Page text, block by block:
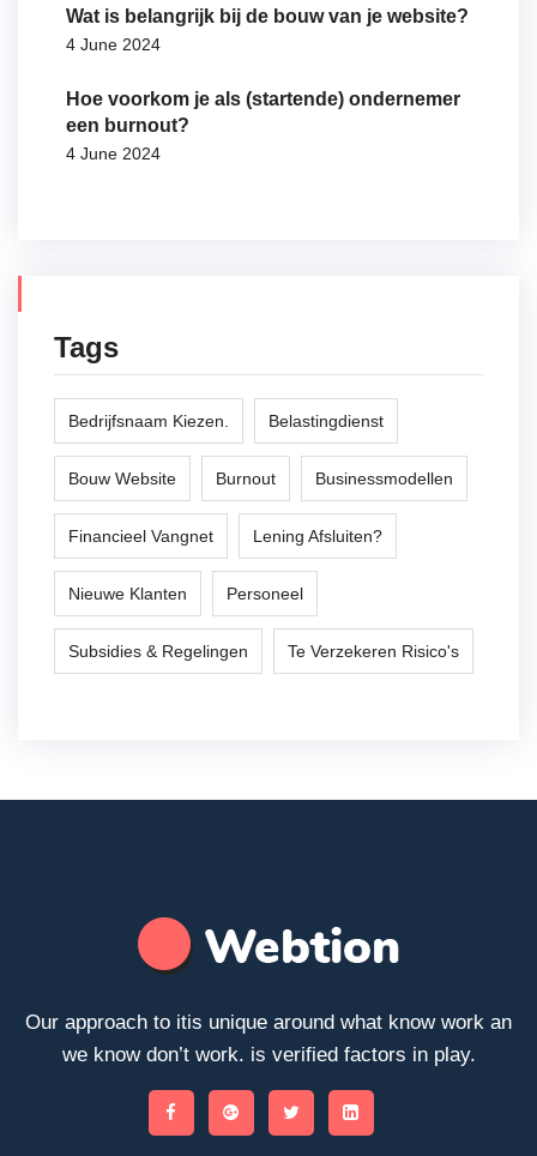
Wat is belangrijk bij de bouw van je website?
4 June 2024
Hoe voorkom je als (startende) ondernemer
een burnout?
4 June 2024
Tags
Bedrijfsnaam Kiezen. Belastingdienst
Bouw Website Burnout Businessmodellen
Financieel Vangnet Lening Afsluiten?
Nieuwe Klanten Personeel
Subsidies & Regelingen Te Verzekeren Risico's
Our approach to itis unique around what know work an
we know don’t work. is verified factors in play.